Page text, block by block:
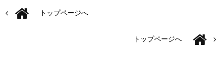
トップページへ
トップページへ